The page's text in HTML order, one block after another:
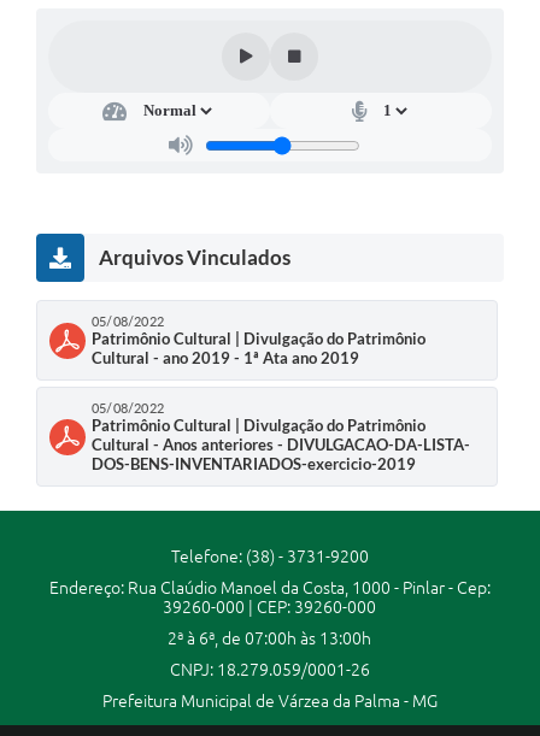
Projetos
Legislação
Serviços Online
Agenda
Arquivos Vinculados
05/08/2022
Patrimônio Cultural | Divulgação do Patrimônio
Cultural - ano 2019 - 1ª Ata ano 2019
05/08/2022
Patrimônio Cultural | Divulgação do Patrimônio
Cultural - Anos anteriores - DIVULGACAO-DA-LISTA-
DOS-BENS-INVENTARIADOS-exercicio-2019
Telefone: (38) - 3731-9200
Endereço: Rua Claúdio Manoel da Costa, 1000 - Pinlar - Cep:
39260-000 | CEP: 39260-000
2ª à 6ª, de 07:00h às 13:00h
CNPJ: 18.279.059/0001-26
Prefeitura Municipal de Várzea da Palma - MG